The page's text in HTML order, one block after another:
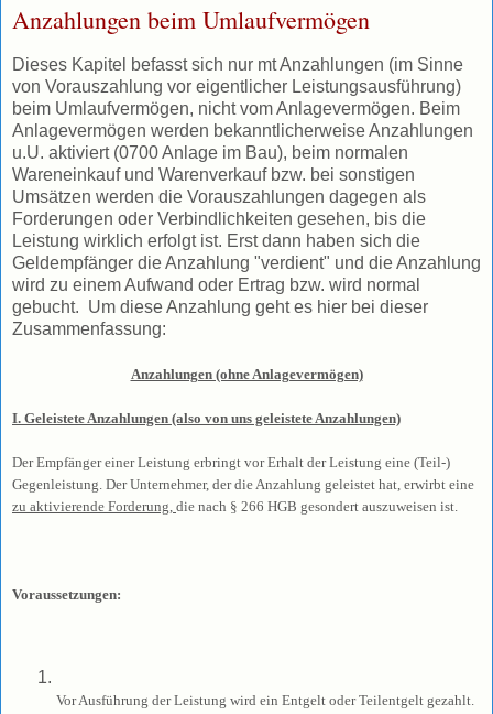
Anzahlungen beim Umlaufvermögen
Dieses Kapitel befasst sich nur mt Anzahlungen (im Sinne
von Vorauszahlung vor eigentlicher Leistungsausführung)
beim Umlaufvermögen, nicht vom Anlagevermögen. Beim
Anlagevermögen werden bekanntlicherweise Anzahlungen
u.U. aktiviert (0700 Anlage im Bau), beim normalen
Wareneinkauf und Warenverkauf bzw. bei sonstigen
Umsätzen werden die Vorauszahlungen dagegen als
Forderungen oder Verbindlichkeiten gesehen, bis die
Leistung wirklich erfolgt ist. Erst dann haben sich die
Geldempfänger die Anzahlung "verdient" und die Anzahlung
wird zu einem Aufwand oder Ertrag bzw. wird normal
gebucht. Um diese Anzahlung geht es hier bei dieser
Zusammenfassung:
Anzahlungen (ohne Anlagevermögen)
I. Geleistete Anzahlungen (also von uns geleistete Anzahlungen)
Der Empfänger einer Leistung erbringt vor Erhalt der Leistung eine (Teil-)
Gegenleistung. Der Unternehmer, der die Anzahlung geleistet hat, erwirbt eine
zu aktivierende Forderung, die nach § 266 HGB gesondert auszuweisen ist.
Voraussetzungen:
Vor Ausführung der Leistung wird ein Entgelt oder Teilentgelt gezahlt.